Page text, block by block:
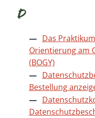
D
Das
Orientierung am
(BOGY)
Bestellung